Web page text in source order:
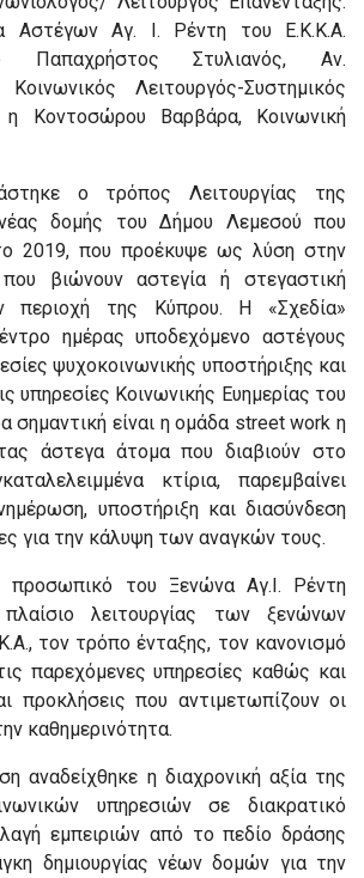
Αστέγων Αγ. Ι. Ρέντη του Ε.Κ.Κ.Α.
Παπαχρήστος Στυλιανός, Αν.
Λειτουργός-Συστημικός
η Κοντοσώρου Βαρβάρα, Κοινωνική
ο τρόπος Λειτουργίας της
δομής του Δήμου Λεμεσού που
2019, που προέκυψε ως λύση στην
βιώνουν αστεγία ή στεγαστική
περιοχή της Κύπρου. Η «Σχεδία»
ημέρας υποδεχόμενο αστέγους
ψυχοκοινωνικής υποστήριξης και
υπηρεσίες Κοινωνικής Ευημερίας του
σημαντική είναι η ομάδα street work η
άστεγα άτομα που διαβιούν στο
κτίρια, παρεμβαίνει
υποστήριξη και διασύνδεση
για την κάλυψη των αναγκών τους.
προσωπικό του Ξενώνα Αγ.Ι. Ρέντη
λειτουργίας των ξενώνων
τον τρόπο ένταξης, τον κανονισμό
παρεχόμενες υπηρεσίες καθώς και
προκλήσεις που αντιμετωπίζουν οι
καθημερινότητα.
αναδείχθηκε η διαχρονική αξία της
υπηρεσιών σε διακρατικό
εμπειριών από το πεδίο δράσης
δημιουργίας νέων δομών για την